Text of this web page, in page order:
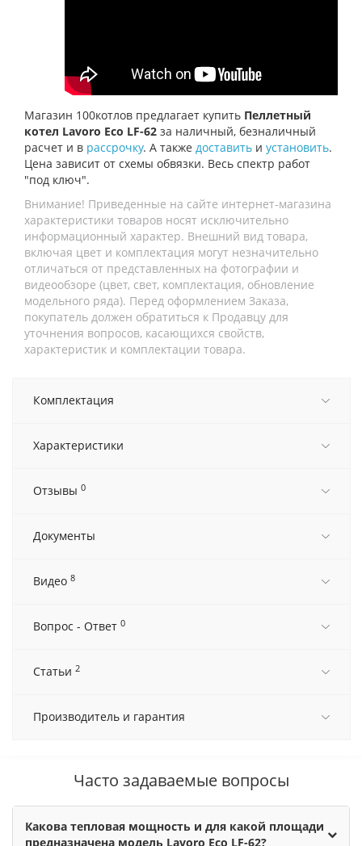
Магазин 100котлов предлагает купить Пеллетный
котел Lavoro Eco LF-62 за наличный, безналичный
расчет и в рассрочку. А также доставить и установить.
Цена зависит от схемы обвязки. Весь спектр работ
"под ключ".
Внимание! Приведенные на сайте интернет-магазина
характеристики товаров носят исключительно
информационный характер. Внешний вид товара,
включая цвет и комплектация могут незначительно
отличаться от представленных на фотографии и
видеообзоре (цвет, свет, комплектация, обновление
модельного ряда). Перед оформлением Заказа,
покупатель должен обратиться к Продавцу для
уточнения вопросов, касающихся свойств,
характеристик и комплектации товара.
Комплектация
Характеристики
Отзывы 0
Документы
Видео 8
Вопрос - Ответ 0
Статьи 2
Производитель и гарантия
Часто задаваемые вопросы
Какова тепловая мощность и для какой площади
предназначена модель Lavoro Eco LF-62?